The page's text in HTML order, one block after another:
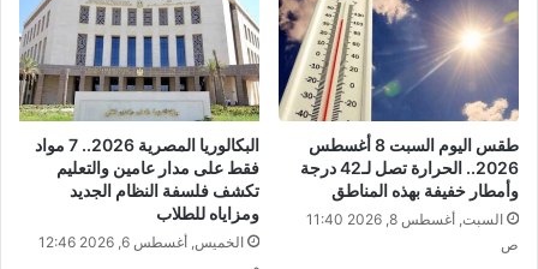
طقس اليوم السبت 8 أغسطس
2026.. الحرارة تصل لـ42 درجة
وأمطار خفيفة بهذه المناطق
السبت, أغسطس 8, 2026 11:40
ص
البكالوريا المصرية 2026.. 7 مواد
فقط على مدار عامين والتعليم
تكشف فلسفة النظام الجديد
ومزاياه للطلاب
الخميس, أغسطس 6, 2026 12:46